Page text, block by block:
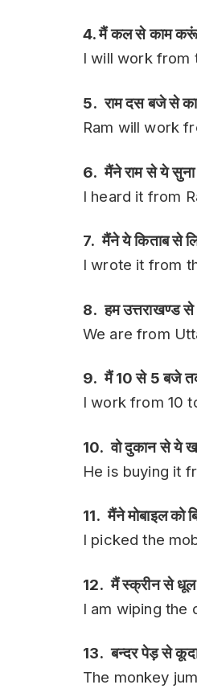
4. मैं कल से काम
I will work from
5. राम दस बजे से
Ram will work
6. मैंने राम से ये
I heard it from
7. मैंने ये किताब से
I wrote it from
8. हम उत्तराखण्ड से
We are from
9. मैं 10 से 5 बजे
I work from 10
10. वो दुकान से ये
He is buying it
11. मैंने मोबाइल को
I picked the
12. मैं स्क्रीन से धूल
I am wiping the
13. बन्दर पेड़ से
The monkey